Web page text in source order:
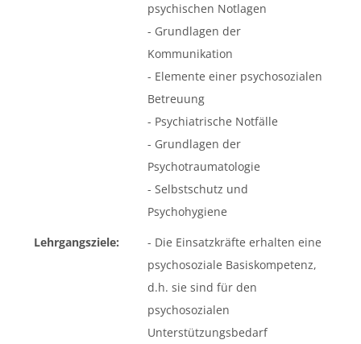
psychischen Notlagen
- Grundlagen der
Kommunikation
- Elemente einer psychosozialen
Betreuung
- Psychiatrische Notfälle
- Grundlagen der
Psychotraumatologie
- Selbstschutz und
Psychohygiene
Lehrgangsziele:
- Die Einsatzkräfte erhalten eine
psychosoziale Basiskompetenz,
d.h. sie sind für den
psychosozialen
Unterstützungsbedarf